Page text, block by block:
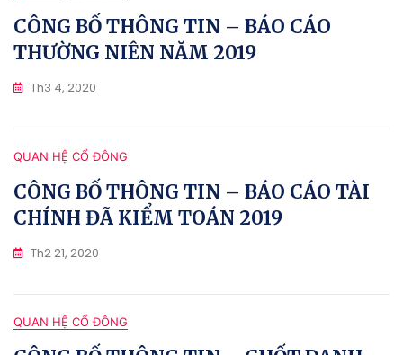
CÔNG BỐ THÔNG TIN – BÁO CÁO
THƯỜNG NIÊN NĂM 2019
Th3 4, 2020
QUAN HỆ CỔ ĐÔNG
CÔNG BỐ THÔNG TIN – BÁO CÁO TÀI
CHÍNH ĐÃ KIỂM TOÁN 2019
Th2 21, 2020
QUAN HỆ CỔ ĐÔNG